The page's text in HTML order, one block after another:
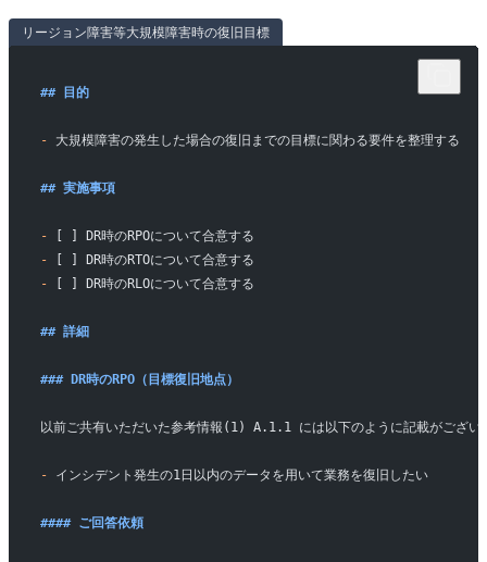
リージョン障害等大規模障害時の復旧目標
## 目的
- 大規模障害の発生した場合の復旧までの目標に関わる要件を整理する
## 実施事項
- [ ] DR時のRPOについて合意する
- [ ] DR時のRTOについて合意する
- [ ] DR時のRLOについて合意する
## 詳細
### DR時のRPO（目標復旧地点）
以前ご共有いただいた参考情報(1) A.1.1 には以下のように記載がござい
- インシデント発生の1日以内のデータを用いて業務を復旧したい
#### ご回答依頼